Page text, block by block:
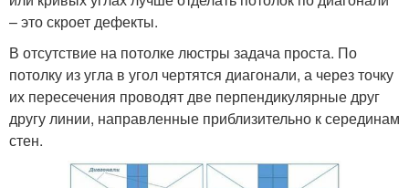
– это скроет дефекты.
В отсутствие на потолке люстры задача проста. По
потолку из угла в угол чертятся диагонали, а через точку
их пересечения проводят две перпендикулярные друг
другу линии, направленные приблизительно к серединам
стен.